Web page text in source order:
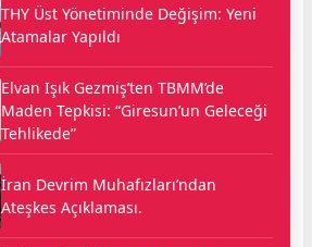
THY Üst Yönetiminde Değişim: Yeni
Atamalar Yapıldı
Elvan Işık Gezmiş’ten TBMM’de
Maden Tepkisi: “Giresun’un Geleceği
Tehlikede”
İran Devrim Muhafızları’ndan
Ateşkes Açıklaması.